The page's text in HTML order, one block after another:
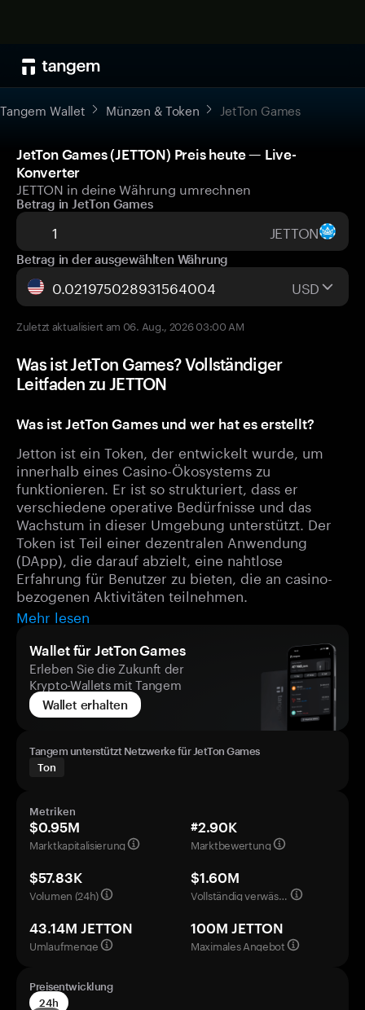
Tangem Wallet Münzen & Token JetTon Games
JetTon Games (JETTON) Preis heute — Live-
Konverter
JETTON in deine Währung umrechnen
Betrag in JetTon Games
JETTON
Betrag in der ausgewählten Währung
USD
Zuletzt aktualisiert am 06. Aug., 2026 03:00 AM
Was ist JetTon Games? Vollständiger
Leitfaden zu JETTON
Was ist JetTon Games und wer hat es erstellt?
Jetton ist ein Token, der entwickelt wurde, um
innerhalb eines Casino-Ökosystems zu
funktionieren. Er ist so strukturiert, dass er
verschiedene operative Bedürfnisse und das
Wachstum in dieser Umgebung unterstützt. Der
Token ist Teil einer dezentralen Anwendung
(DApp), die darauf abzielt, eine nahtlose
Erfahrung für Benutzer zu bieten, die an casino-
bezogenen Aktivitäten teilnehmen.
Mehr lesen
Wallet für JetTon Games
Erleben Sie die Zukunft der
Krypto-Wallets mit Tangem
Wallet erhalten
Tangem unterstützt Netzwerke für JetTon Games
Ton
Metriken
$0.95M
Marktkapitalisierung
#2.90K
Marktbewertung
$57.83K
Volumen (24h)
$1.60M
Vollständig verwässerte Bewertung
43.14M JETTON
Umlaufmenge
100M JETTON
Maximales Angebot
Preisentwicklung
24h